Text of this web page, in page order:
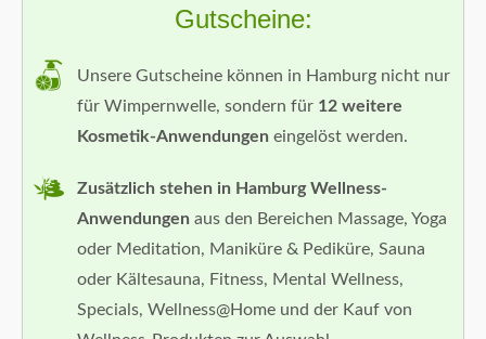
Gutscheine:
Unsere Gutscheine können in Hamburg nicht nur
für Wimpernwelle, sondern für 12 weitere
Kosmetik-Anwendungen eingelöst werden.
Zusätzlich stehen in Hamburg Wellness-
Anwendungen aus den Bereichen Massage, Yoga
oder Meditation, Maniküre & Pediküre, Sauna
oder Kältesauna, Fitness, Mental Wellness,
Specials, Wellness@Home und der Kauf von